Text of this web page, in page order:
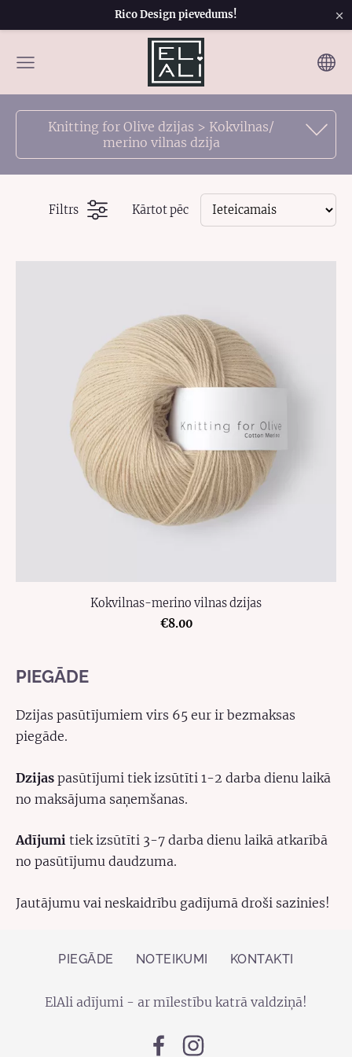
Rico Design pievedums! ×
Knitting for Olive dzijas > Kokvilnas/
merino vilnas dzija
PIEGĀDE
Dzijas pasūtījumiem virs 65 eur ir bezmaksas
piegāde.
Dzijas pasūtījumi tiek izsūtīti 1-2 darba dienu laikā
no maksājuma saņemšanas.
Adījumi tiek izsūtīti 3-7 darba dienu laikā atkarībā
no pasūtījumu daudzuma.
Jautājumu vai neskaidrību gadījumā droši sazinies!
Filtrs Kārtot pēc
Kokvilnas-merino vilnas dzijas
€8.00
PIEGĀDE NOTEIKUMI KONTAKTI
ElAli adījumi - ar mīlestību katrā valdziņā!